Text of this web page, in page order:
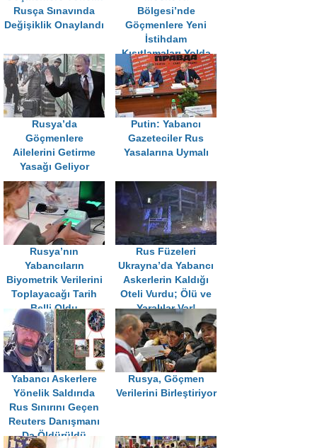
Rusça Sınavında
Değişiklik Onaylandı
Bölgesi’nde
Göçmenlere Yeni
İstihdam
Kısıtlamaları Yolda
Rusya’da
Göçmenlere
Ailelerini Getirme
Yasağı Geliyor
Putin: Yabancı
Gazeteciler Rus
Yasalarına Uymalı
Rusya’nın
Yabancıların
Biyometrik Verilerini
Toplayacağı Tarih
Belli Oldu
Rus Füzeleri
Ukrayna’da Yabancı
Askerlerin Kaldığı
Oteli Vurdu; Ölü ve
Yaralılar Var!
Yabancı Askerlere
Yönelik Saldırıda
Rus Sınırını Geçen
Reuters Danışmanı
Da Öldürüldü
Rusya, Göçmen
Verilerini Birleştiriyor